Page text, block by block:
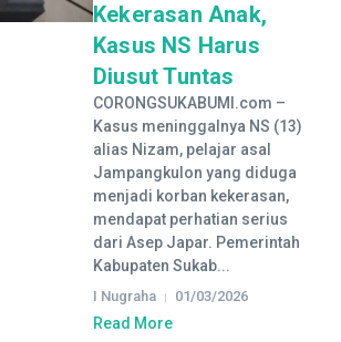
Kekerasan Anak,
Kasus NS Harus
Diusut Tuntas
CORONGSUKABUMI.com –
Kasus meninggalnya NS (13)
alias Nizam, pelajar asal
Jampangkulon yang diduga
menjadi korban kekerasan,
mendapat perhatian serius
dari Asep Japar. Pemerintah
Kabupaten Sukab...
I Nugraha 01/03/2026
Read More